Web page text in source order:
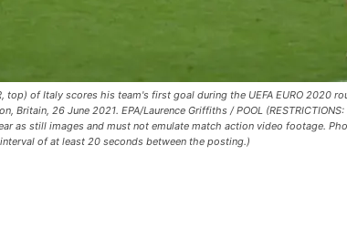
top) of Italy scores his team's first goal during the UEFA EURO 2020
Britain, 26 June 2021. EPA/Laurence Griffiths / POOL
as still images and must not emulate match action video footage.
of at least 20 seconds between the posting.)